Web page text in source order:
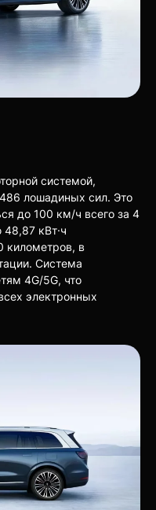
системой,
лошадиных сил. Это
до 100 км/ч всего за 4
кВт·ч
километров, в
Система
4G/5G, что
электронных